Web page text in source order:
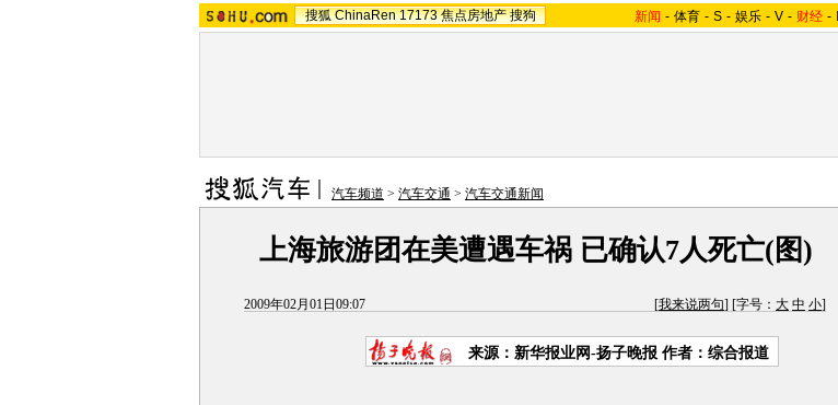
搜狐 ChinaRen 17173 焦点房地产 搜狗 新闻 - 体育 - S - 娱乐 - V - 财经 -
汽车频道 > 汽车交通 > 汽车交通新闻
上海旅游团在美遭遇车祸 已确认7人死亡(图)
2009年02月01日09:07 [我来说两句] [字号： 大 中 小]
来源：新华报业网-扬子晚报 作者：综合报道